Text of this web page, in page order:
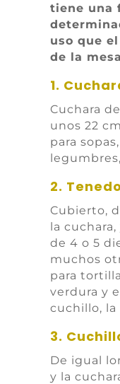
tiene una
uso que
de la
1.
Cuchara
unos 22
para
2.
Cubierto,
la
de 4 o 5
muchos
para
verdura y
cuchillo, la
3.
De igual
y la